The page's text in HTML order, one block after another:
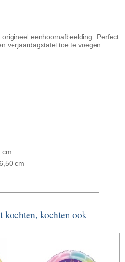
eenhoornafbeelding. Perfect
verjaardagstafel toe te voegen.
cm
cm
kochten, kochten ook